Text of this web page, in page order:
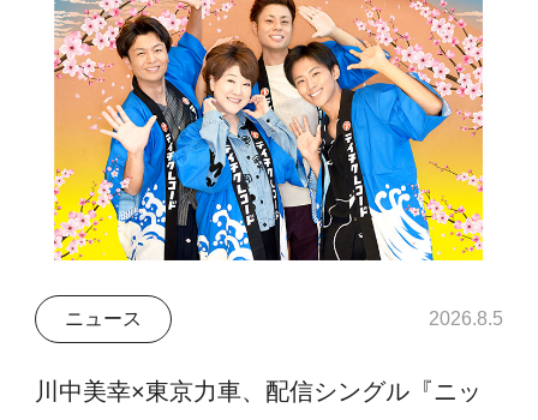
ニュース 2026.8.5
川中美幸×東京力車、配信シングル『ニッ